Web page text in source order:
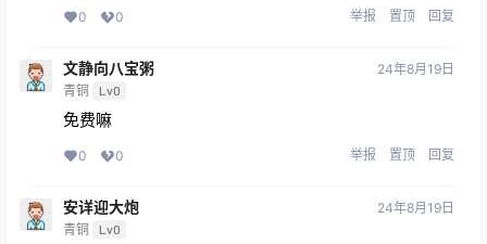
0 0 举报 置顶 回复
文静向八宝粥
青铜 Lv0
24年8月19日
免费嘛
0 0 举报 置顶 回复
安详迎大炮
青铜 Lv0
24年8月19日